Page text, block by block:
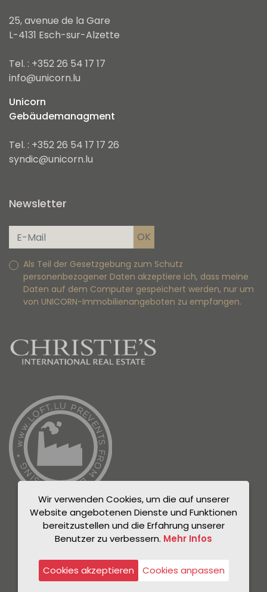
25, avenue de la Gare
L-4131 Esch-sur-Alzette
Tel. : +352 26 54 17 17
info@unicorn.lu
Unicorn
Gebäudemanagment
Tel. : +352 26 54 17 17 26
syndic@unicorn.lu
Newsletter
Als Teil der Gesetzgebung zum Schutz
personenbezogener Daten akzeptiere ich, dass meine
Daten auf dem Computer gespeichert werden, nur um
von UNICORN-Immobilienangeboten zu empfangen.
Datenschutzrichtlinie
Rechtlicher Hinweis
Wir verwenden Cookies, um die auf unserer
Website angebotenen Dienste und Funktionen
bereitzustellen und die Erfahrung unserer
Benutzer zu verbessern. Mehr Infos
Cookies akzeptieren Cookies anpassen